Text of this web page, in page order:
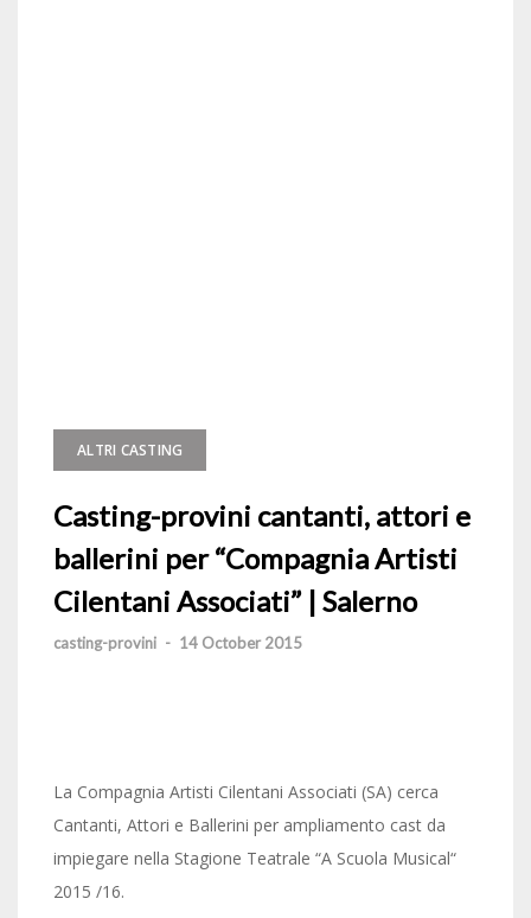
ALTRI CASTING
Casting-provini cantanti, attori e
ballerini per “Compagnia Artisti
Cilentani Associati” | Salerno
casting-provini - 14 October 2015
La Compagnia Artisti Cilentani Associati (SA) cerca
Cantanti, Attori e Ballerini per ampliamento cast da
impiegare nella Stagione Teatrale “A Scuola Musical“
2015 /16.